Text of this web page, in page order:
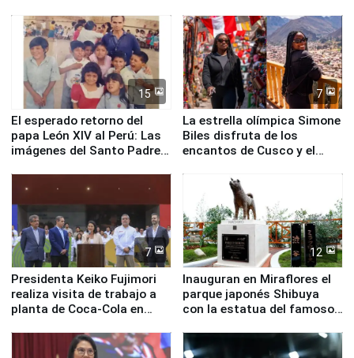
de Chile
15
El esperado retorno del
papa León XIV al Perú: Las
imágenes del Santo Padre
7
La estrella olímpica Simone
Biles disfruta de los
encantos de Cusco y el
7
Presidenta Keiko Fujimori
realiza visita de trabajo a
planta de Coca-Cola en
12
Inauguran en Miraflores el
parque japonés Shibuya
con la estatua del famoso